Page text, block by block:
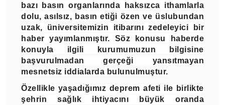
bazı basın organlarında haksızca ithamlarla
dolu, asılsız, basın etiği özen ve üslubundan
uzak, üniversitemizin itibarını zedeleyici bir
haber yayımlanmıştır. Söz konusu haberde
konuyla ilgili kurumumuzun bilgisine
başvurulmadan gerçeği yansıtmayan
mesnetsiz iddialarda bulunulmuştur.
Özellikle yaşadığımız deprem afeti ile birlikte
şehrin sağlık ihtiyacını büyük oranda